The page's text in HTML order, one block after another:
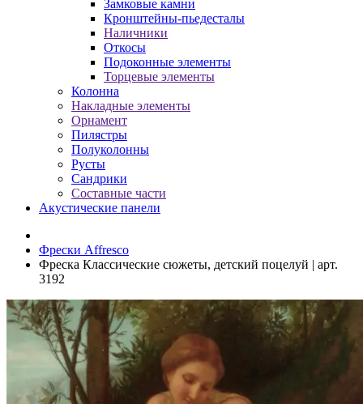
Замковые камни
Кронштейны-пьедесталы
Наличники
Откосы
Подоконные элементы
Торцевые элементы
Колонна
Накладные элементы
Орнамент
Пилястры
Полуколонны
Русты
Сандрики
Составные части
Акустические панели
Фрески Affresco
Фреска Классические сюжеты, детский поцелуй | арт.
3192